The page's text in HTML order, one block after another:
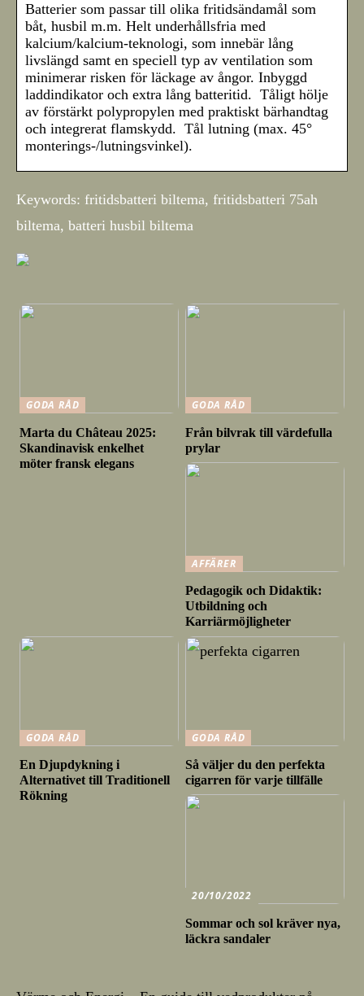
Batterier som passar till olika fritidsändamål som
båt, husbil m.m. Helt underhållsfria med
kalcium/kalcium-teknologi, som innebär lång
livslängd samt en speciell typ av ventilation som
minimerar risken för läckage av ångor. Inbyggd
laddindikator och extra lång batteritid. Tåligt hölje
av förstärkt polypropylen med praktiskt bärhandtag
och integrerat flamskydd. Tål lutning (max. 45°
monterings-/lutningsvinkel).
Keywords: fritidsbatteri biltema, fritidsbatteri 75ah
biltema, batteri husbil biltema
GODA RÅD
Marta du Château 2025:
Skandinavisk enkelhet
möter fransk elegans
GODA RÅD
Från bilvrak till värdefulla
prylar
AFFÄRER
Pedagogik och Didaktik:
Utbildning och
Karriärmöjligheter
GODA RÅD
En Djupdykning i
Alternativet till Traditionell
Rökning
GODA RÅD
Så väljer du den perfekta
cigarren för varje tillfälle
20/10/2022
Sommar och sol kräver nya,
läckra sandaler